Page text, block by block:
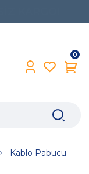
0
Kablo Pabucu